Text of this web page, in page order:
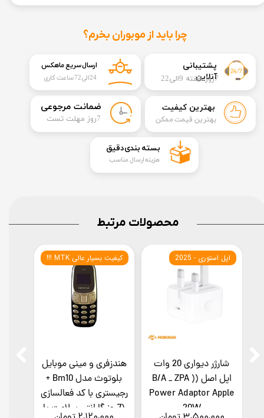
​​پشتیبانی
آنلاین7روز هفته 9الی22
چرا باید از موبوران بخرم؟
​ضمانت مرجوعی
​7روز مهلت تست
بهترین کیفیت
بهترین قیمت ممکن
ارسال سریع ماهکس
24الی72 ساعت کاری
​بسته بندی دقیق​​​​​​​
هزینه ارسال مناسب
هندزفری و مینی موبایل
بلوتوث مدل Bm10 +
رجیستری با کد فعالسازی
(7روز گارانتی سلامت یا
کیفیت بسیار عالی MTK !!!
شارژر دیواری 20 وات
اپل اصل (B/A _ ZPA )
Power Adaptor Apple
20W
اپل استوری - 2025
محصولات مرتبط